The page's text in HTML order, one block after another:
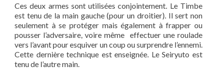
Ces deux armes sont utilisées conjointement. Le Timbe
est tenu de la main gauche (pour un droitier). Il sert non
seulement à se protéger mais également à frapper ou
pousser l’adversaire, voire même effectuer une roulade
vers l’avant pour esquiver un coup ou surprendre l’ennemi.
Cette dernière technique est enseignée. Le Seiryuto est
tenu de l’autre main.